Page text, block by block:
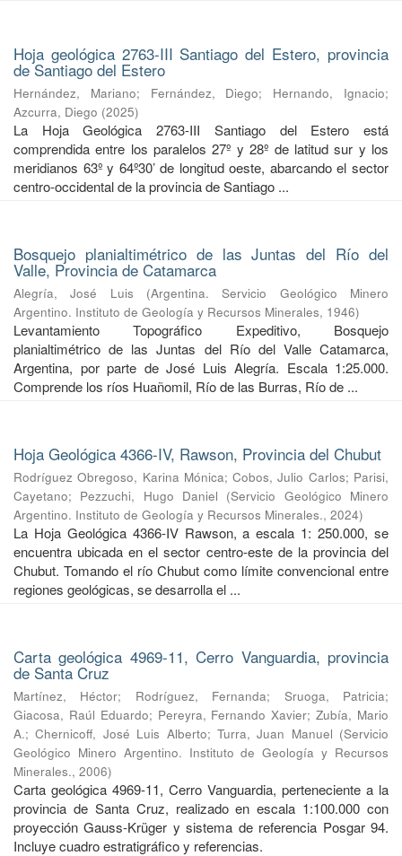
Hoja geológica 2763-III Santiago del Estero, provincia
de Santiago del Estero
Hernández, Mariano; Fernández, Diego; Hernando, Ignacio;
Azcurra, Diego (2025)
La Hoja Geológica 2763-III Santiago del Estero está
comprendida entre los paralelos 27º y 28º de latitud sur y los
meridianos 63º y 64º30’ de longitud oeste, abarcando el sector
centro-occidental de la provincia de Santiago ...
Bosquejo planialtimétrico de las Juntas del Río del
Valle, Provincia de Catamarca
Alegría, José Luis (Argentina. Servicio Geológico Minero
Argentino. Instituto de Geología y Recursos Minerales, 1946)
Levantamiento Topográfico Expeditivo, Bosquejo
planialtimétrico de las Juntas del Río del Valle Catamarca,
Argentina, por parte de José Luis Alegría. Escala 1:25.000.
Comprende los ríos Huañomil, Río de las Burras, Río de ...
Hoja Geológica 4366-IV, Rawson, Provincia del Chubut
Rodríguez Obregoso, Karina Mónica;Cobos, Julio Carlos; Parisi,
Cayetano; Pezzuchi, Hugo Daniel (Servicio Geológico Minero
Argentino. Instituto de Geología y Recursos Minerales., 2024)
La Hoja Geológica 4366-IV Rawson, a escala 1: 250.000, se
encuentra ubicada en el sector centro-este de la provincia del
Chubut. Tomando el río Chubut como límite convencional entre
regiones geológicas, se desarrolla el ...
Carta geológica 4969-11, Cerro Vanguardia, provincia
de Santa Cruz
Martínez, Héctor; Rodríguez, Fernanda; Sruoga, Patricia;
Giacosa, Raúl Eduardo; Pereyra, Fernando Xavier;Zubía, Mario
A.;Chernicoff, José Luis Alberto; Turra, Juan Manuel (Servicio
Geológico Minero Argentino. Instituto de Geología y Recursos
Minerales., 2006)
Carta geológica 4969-11, Cerro Vanguardia, perteneciente a la
provincia de Santa Cruz, realizado en escala 1:100.000 con
proyección Gauss-Krüger y sistema de referencia Posgar 94.
Incluye cuadro estratigráfico y referencias.